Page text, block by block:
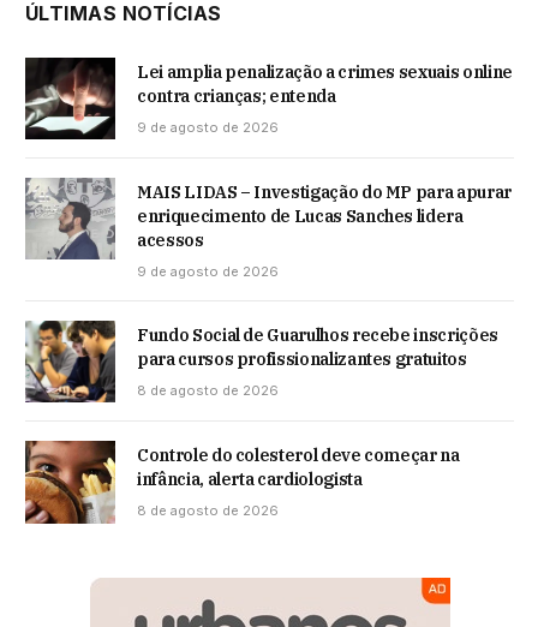
ÚLTIMAS NOTÍCIAS
Lei amplia penalização a crimes sexuais online
contra crianças; entenda
9 de agosto de 2026
MAIS LIDAS – Investigação do MP para apurar
enriquecimento de Lucas Sanches lidera
acessos
9 de agosto de 2026
Fundo Social de Guarulhos recebe inscrições
para cursos profissionalizantes gratuitos
8 de agosto de 2026
Controle do colesterol deve começar na
infância, alerta cardiologista
8 de agosto de 2026